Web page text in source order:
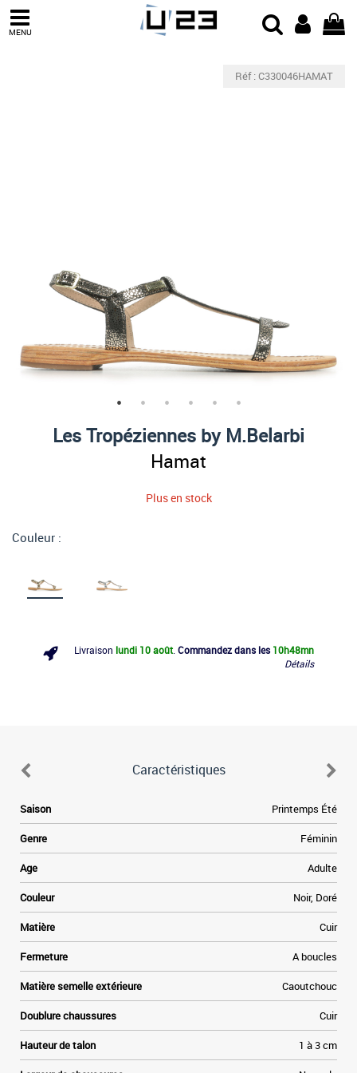
MENU
Réf : C330046HAMAT
Les Tropéziennes by M.Belarbi
Hamat
Plus en stock
Couleur :
Livraison lundi 10 août Commandez dans les 10h48mn
Détails
Caractéristiques
Saison Printemps Été
Genre Féminin
Age Adulte
Couleur Noir, Doré
Matière Cuir
Fermeture A boucles
Matière semelle extérieure Caoutchouc
Doublure chaussures Cuir
Hauteur de talon 1 à 3 cm